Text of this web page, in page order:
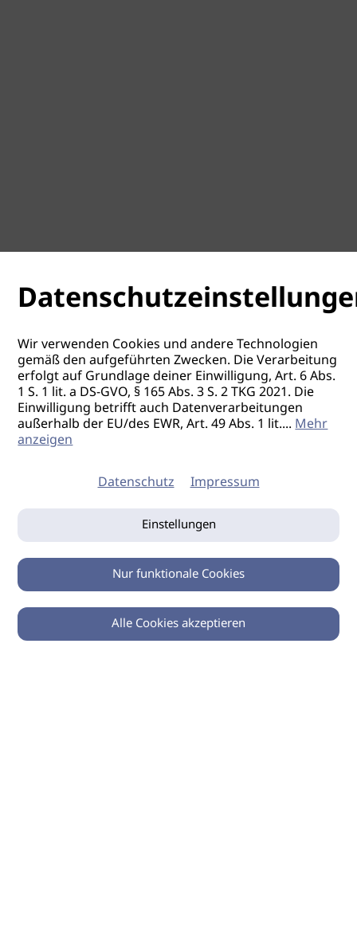
Wir verwenden Cookies und andere Technologien
gemäß den aufgeführten Zwecken. Die Verarbeitung
erfolgt auf Grundlage deiner Einwilligung, Art. 6 Abs.
1 S. 1 lit. a DS-GVO, § 165 Abs. 3 S. 2 TKG 2021. Die
Einwilligung betrifft auch Datenverarbeitungen
außerhalb der EU/des EWR, Art. 49 Abs. 1 lit....Mehr
anzeigen
Datenschutz Impressum
Einstellungen
Nur funktionale Cookies
Alle Cookies akzeptieren